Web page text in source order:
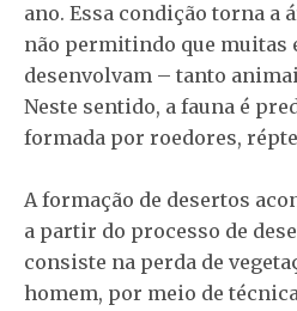
ano. Essa condição torna a
não permitindo que muitas
desenvolvam – tanto
Neste sentido, a fauna é
formada por roedores,
A formação de desertos
a partir do processo de
consiste na perda de
homem, por meio de